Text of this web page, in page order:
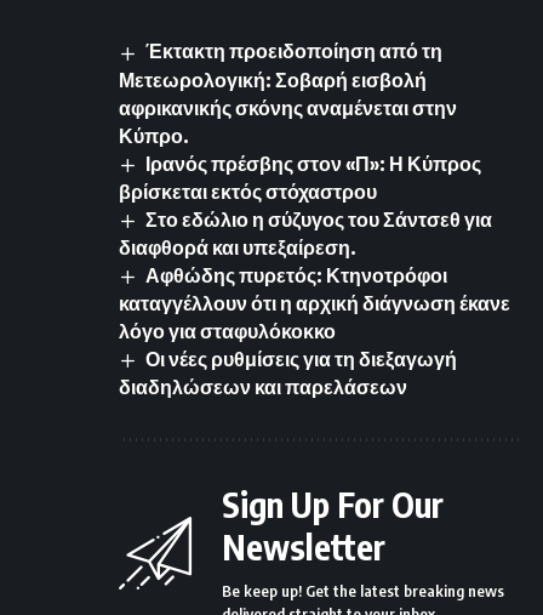
Έκτακτη προειδοποίηση από τη
Μετεωρολογική: Σοβαρή εισβολή
αφρικανικής σκόνης αναμένεται στην
Κύπρο.
Ιρανός πρέσβης στον «Π»: Η Κύπρος
βρίσκεται εκτός στόχαστρου
Στο εδώλιο η σύζυγος του Σάντσεθ για
διαφθορά και υπεξαίρεση.
Αφθώδης πυρετός: Κτηνοτρόφοι
καταγγέλλουν ότι η αρχική διάγνωση έκανε
λόγο για σταφυλόκοκκο
Οι νέες ρυθμίσεις για τη διεξαγωγή
διαδηλώσεων και παρελάσεων
Sign Up For Our
Newsletter
Be keep up! Get the latest breaking news